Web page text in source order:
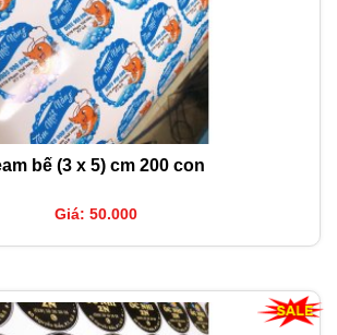
bế (3 x 5) cm 200 con
Giá: 50.000